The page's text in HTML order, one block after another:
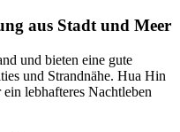
aus Stadt und Meer
und bieten eine gute
und Strandnähe. Hua Hin
lebhafteres Nachtleben